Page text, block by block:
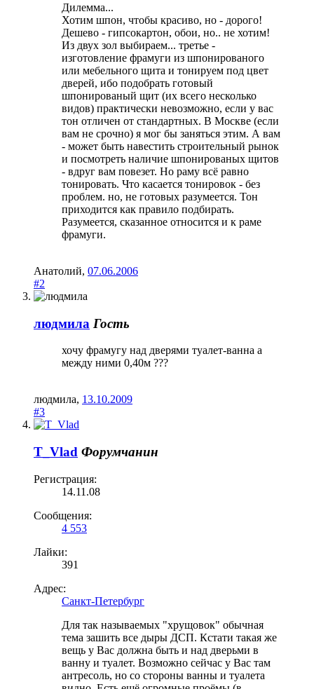
Дилемма...
Хотим шпон, чтобы красиво, но - дорого!
Дешево - гипсокартон, обои, но.. не хотим!
Из двух зол выбираем... третье -
изготовление фрамуги из шпонированого
или мебельного щита и тонируем под цвет
дверей, ибо подобрать готовый
шпонированый щит (их всего несколько
видов) практически невозможно, если у вас
тон отличен от стандартных. В Москве (если
вам не срочно) я мог бы заняться этим. А вам
- может быть навестить строительный рынок
и посмотреть наличие шпонированых щитов
- вдруг вам повезет. Но раму всё равно
тонировать. Что касается тонировок - без
проблем. но, не готовых разумеется. Тон
приходится как правило подбирать.
Разумеется, сказанное относится и к раме
фрамуги.
Анатолий, 07.06.2006
#2
людмила Гость
хочу фрамугу над дверями туалет-ванна а
между ними 0,40м ???
людмила, 13.10.2009
#3
T_Vlad Форумчанин
Регистрация:
14.11.08
Сообщения:
4 553
Лайки:
391
Адрес:
Санкт-Петербург
Для так называемых "хрущовок" обычная
тема зашить все дыры ДСП. Кстати такая же
вещь у Вас должна быть и над дверьми в
ванну и туалет. Возможно сейчас у Вас там
антресоль, но со стороны ванны и туалета